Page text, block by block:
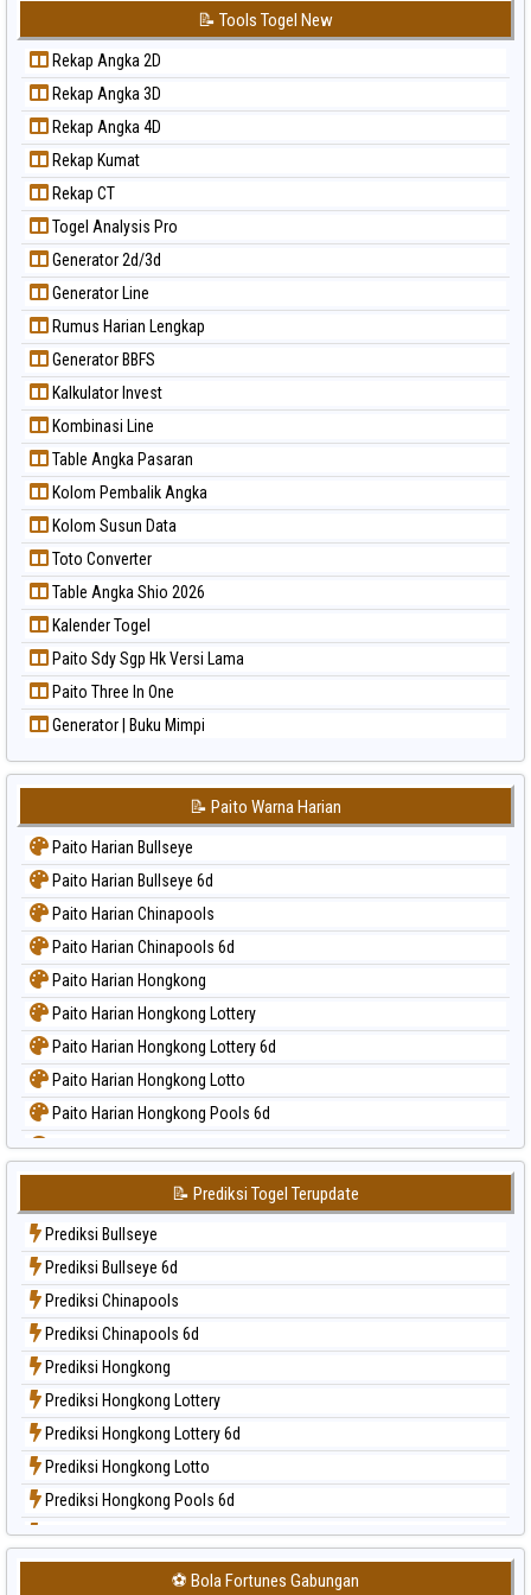
📝 Tools Togel New
Rekap Angka 2D
Rekap Angka 3D
Rekap Angka 4D
Rekap Kumat
Rekap CT
Togel Analysis Pro
Generator 2d/3d
Generator Line
Rumus Harian Lengkap
Generator BBFS
Kalkulator Invest
Kombinasi Line
Table Angka Pasaran
Kolom Pembalik Angka
Kolom Susun Data
Toto Converter
Table Angka Shio 2026
Kalender Togel
Paito Sdy Sgp Hk Versi Lama
Paito Three In One
Generator | Buku Mimpi
📝 Paito Warna Harian
Paito Harian Bullseye
Paito Harian Bullseye 6d
Paito Harian Chinapools
Paito Harian Chinapools 6d
Paito Harian Hongkong
Paito Harian Hongkong Lottery
Paito Harian Hongkong Lottery 6d
Paito Harian Hongkong Lotto
Paito Harian Hongkong Pools 6d
Paito Harian Japan
Paito Harian Japan 6d
Paito Harian Korea
Paito Harian Kuda Lari
Paito Harian Magnum Cambodia
Paito Harian Nagoya
Paito Harian New York Midday
Paito Harian North Carolina Day
Paito Harian Pcso
Paito Harian Pennsylvania Day
Paito Harian Sao Paulo
Paito Harian Singapore
Paito Harian Sydney
Paito Harian Sydney Lottery
📝 Prediksi Togel Terupdate
Prediksi Bullseye
Prediksi Bullseye 6d
Prediksi Chinapools
Prediksi Chinapools 6d
Prediksi Hongkong
Prediksi Hongkong Lottery
Prediksi Hongkong Lottery 6d
Prediksi Hongkong Lotto
Prediksi Hongkong Pools 6d
Prediksi Japan
Prediksi Japan 6d
⚽ Bola Fortunes Gabungan